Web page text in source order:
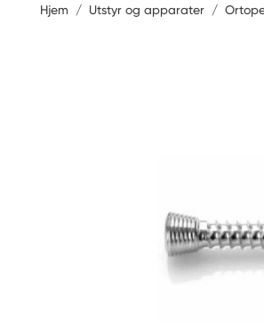
Hjem / Utstyr og apparater /